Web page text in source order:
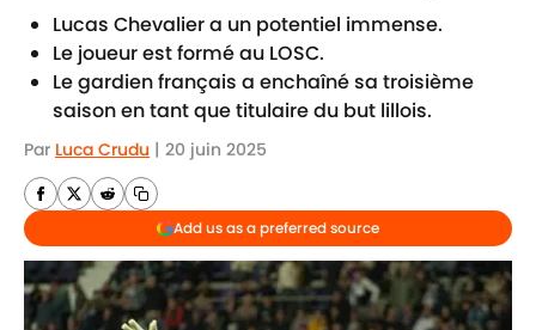
Lucas Chevalier a un potentiel immense.
Le joueur est formé au LOSC.
Le gardien français a enchaîné sa troisième
saison en tant que titulaire du but lillois.
Par Luca Crudu | 20 juin 2025
Add us as a preferred source